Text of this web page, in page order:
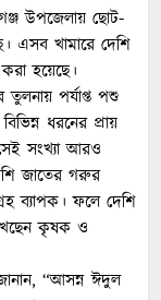
উপজেলায় ছোট-
এসব খামারে দেশি
হয়েছে।
তুলনায় পর্যাপ্ত পশু
ধরনের প্রায়
সংখ্যা আরও
জাতের গরুর
ব্যাপক। ফলে দেশি
কৃষক ও
“আসন্ন ঈদুল